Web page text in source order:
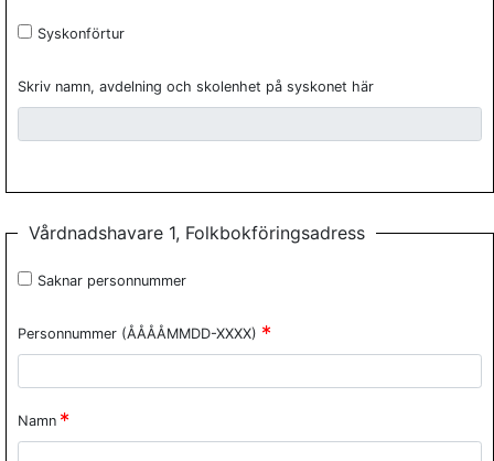
Syskonförtur
Skriv namn, avdelning och skolenhet på syskonet här
Vårdnadshavare 1, Folkbokföringsadress
Saknar personnummer
Personnummer (ÅÅÅÅMMDD-XXXX)
Namn